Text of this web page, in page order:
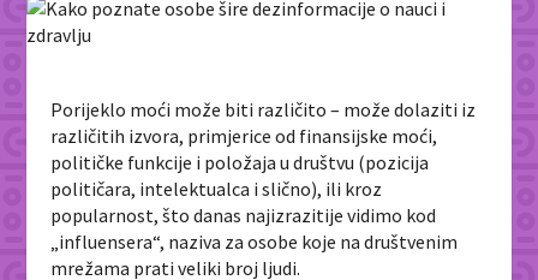
Porijeklo moći može biti različito – može dolaziti iz
različitih izvora, primjerice od finansijske moći,
političke funkcije i položaja u društvu (pozicija
političara, intelektualca i slično), ili kroz
popularnost, što danas najizrazitije vidimo kod
„influensera“, naziva za osobe koje na društvenim
mrežama prati veliki broj ljudi.